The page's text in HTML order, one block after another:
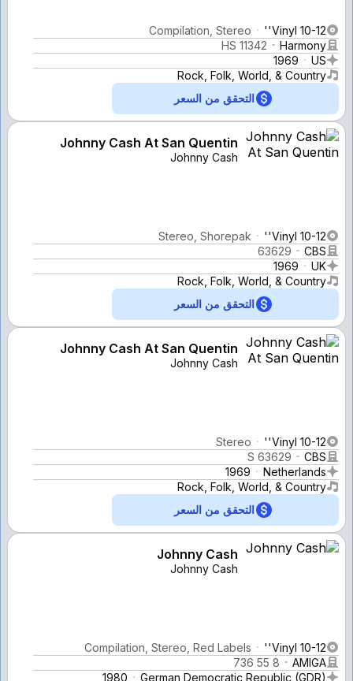
Vinyl 10-12''
Compilation, Stereo
Harmony
HS 11342
US
1969
Rock, Folk, World, & Country
التحقق من السعر
Johnny Cash At San Quentin
Johnny Cash
Vinyl 10-12''
Stereo, Shorepak
CBS
63629
UK
1969
Rock, Folk, World, & Country
التحقق من السعر
Johnny Cash At San Quentin
Johnny Cash
Vinyl 10-12''
Stereo
CBS
S 63629
Netherlands
1969
Rock, Folk, World, & Country
التحقق من السعر
Johnny Cash
Johnny Cash
Vinyl 10-12''
Compilation, Stereo, Red Labels
AMIGA
8 55 736
German Democratic Republic (GDR)
1980